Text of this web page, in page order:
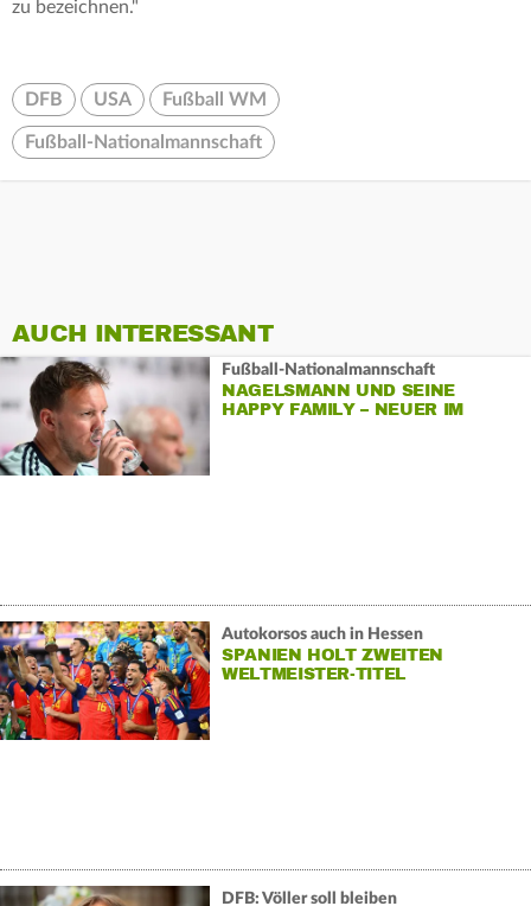
zu bezeichnen."
DFB USA Fußball WM
Fußball-Nationalmannschaft
AUCH INTERESSANT
Fußball-Nationalmannschaft
NAGELSMANN UND SEINE
HAPPY FAMILY – NEUER IM
Autokorsos auch in Hessen
SPANIEN HOLT ZWEITEN
WELTMEISTER-TITEL
DFB: Völler soll bleiben